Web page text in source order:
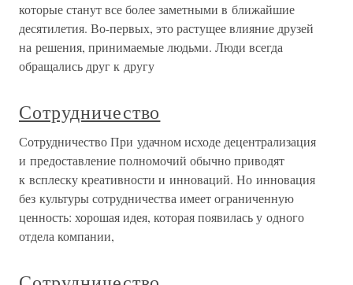
которые станут все более заметными в ближайшие
десятилетия. Во-первых, это растущее влияние друзей
на решения, принимаемые людьми. Люди всегда
обращались друг к другу
Сотрудничество
Сотрудничество При удачном исходе децентрализация
и предоставление полномочий обычно приводят
к всплеску креативности и инноваций. Но инновация
без культуры сотрудничества имеет ограниченную
ценность: хорошая идея, которая появилась у одного
отдела компании,